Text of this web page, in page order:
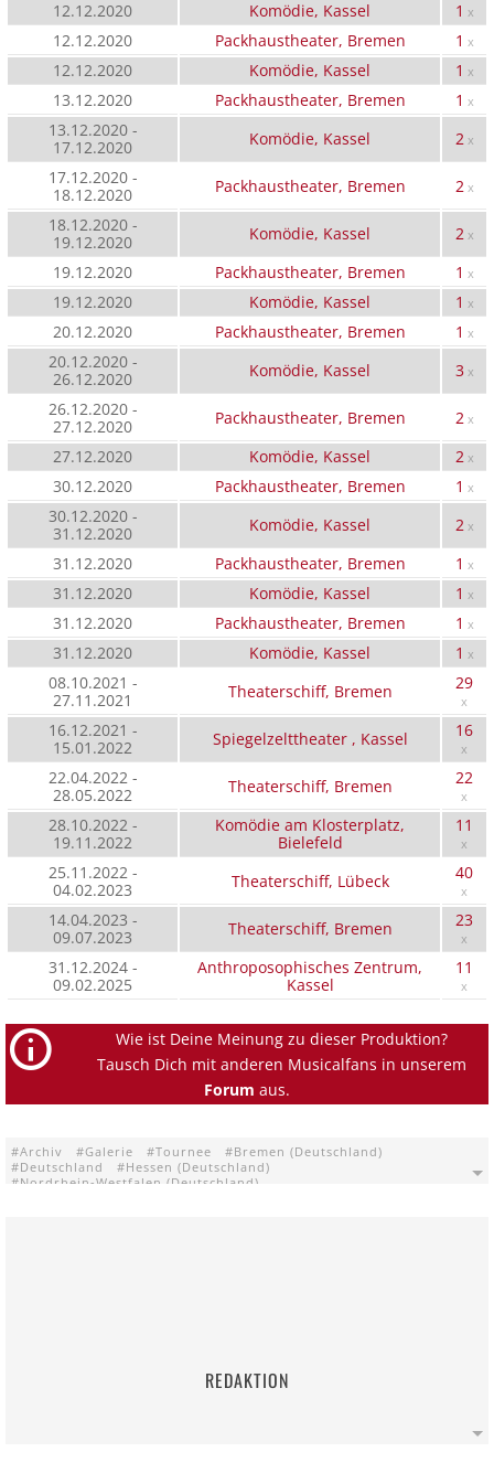
12.12.2020 Komödie, Kassel 1 x
12.12.2020 Packhaustheater, Bremen 1 x
12.12.2020 Komödie, Kassel 1 x
13.12.2020 Packhaustheater, Bremen 1 x
13.12.2020 -
17.12.2020
Komödie, Kassel 2x
17.12.2020 -
18.12.2020
Packhaustheater, Bremen 2x
18.12.2020 -
19.12.2020
Komödie, Kassel 2x
19.12.2020 Packhaustheater, Bremen 1 x
19.12.2020 Komödie, Kassel 1 x
20.12.2020 Packhaustheater, Bremen 1 x
20.12.2020 -
26.12.2020
Komödie, Kassel 3 x
26.12.2020 -
27.12.2020
Packhaustheater, Bremen 2x
27.12.2020 Komödie, Kassel 2x
30.12.2020 Packhaustheater, Bremen 1 x
30.12.2020 -
31.12.2020
Komödie, Kassel 2x
31.12.2020 Packhaustheater, Bremen 1 x
31.12.2020 Komödie, Kassel 1 x
31.12.2020 Packhaustheater, Bremen 1 x
31.12.2020 Komödie, Kassel 1 x
08.10.2021 -
27.11.2021
Theaterschiff, Bremen 29
x
16.12.2021 -
15.01.2022
Spiegelzelttheater , Kassel 16
x
22.04.2022 -
28.05.2022
Theaterschiff, Bremen 22
x
28.10.2022 -
19.11.2022
Komödie am Klosterplatz,
Bielefeld
11
x
25.11.2022 -
04.02.2023
Theaterschiff, Lübeck 40
x
14.04.2023 -
09.07.2023
Theaterschiff, Bremen 23
x
31.12.2024 -
09.02.2025
Anthroposophisches Zentrum,
Kassel
11
x
Wie ist Deine Meinung zu dieser Produktion?
Tausch Dich mit anderen Musicalfans in unserem
Forum aus.
Archiv Galerie Tournee
Bremen (Deutschland)
Deutschland
Hessen (Deutschland)
Nordrhein-Westfalen (Deutschland)
REDAKTION